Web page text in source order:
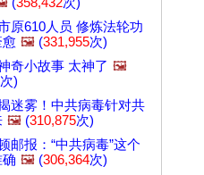
原610人员 修炼法轮功
愈 🖼️ (331,955次)
奇小故事 太神了 🖼️
次)
迷雾！中共病毒针对共
🖼️ (310,875次)
邮报：“中共病毒”这个
🖼️ (306,364次)